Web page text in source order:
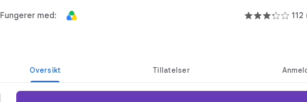
Fungerer med: 112
Oversikt Tillatelser